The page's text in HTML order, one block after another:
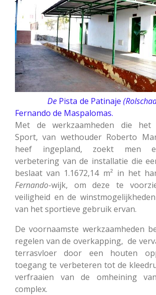
De Pista de Patinaje
Fernando de Maspalomas.
Met de werkzaamheden die het
Sport, van wethouder Roberto
heef ingepland, zoekt men
verbetering van de installatie die
beslaat van 1.1672,14 m² in het
Fernando-wijk, om deze te
veiligheid en de
van het sportieve gebruik ervan.
De voornaamste werkzaamheden
regelen van de overkapping, de
terrasvloer door een houten
toegang te verbeteren tot de
verfraaien van de omheining
complex.